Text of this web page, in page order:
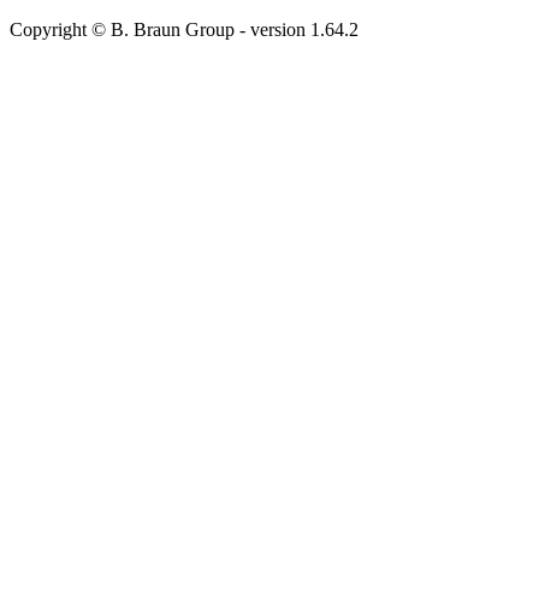
Copyright © B. Braun Group - version 1.64.2